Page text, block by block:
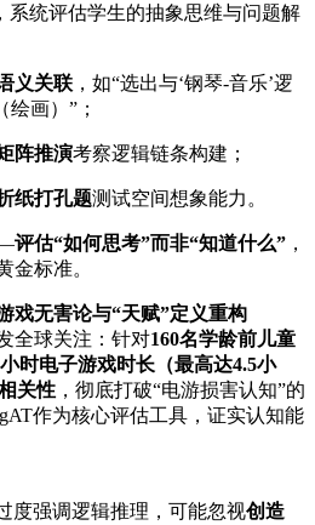
系统评估学生的抽象思维与问题解
义关联 ，如“选出与‘钢琴-音乐’逻
画）”；
阵推演考察逻辑链条构建；
纸打孔题测试空间想象能力。
评估“如何思考”而非“知道什么” ，
金标准。
戏无害论与“天赋”定义重构
全球关注：针对160名学龄前儿童
时电子游戏时长（最高达4.5小
关性 ，彻底打破“电游损害认知”的
作为核心评估工具，证实认知能
度强调逻辑推理，可能忽视创造